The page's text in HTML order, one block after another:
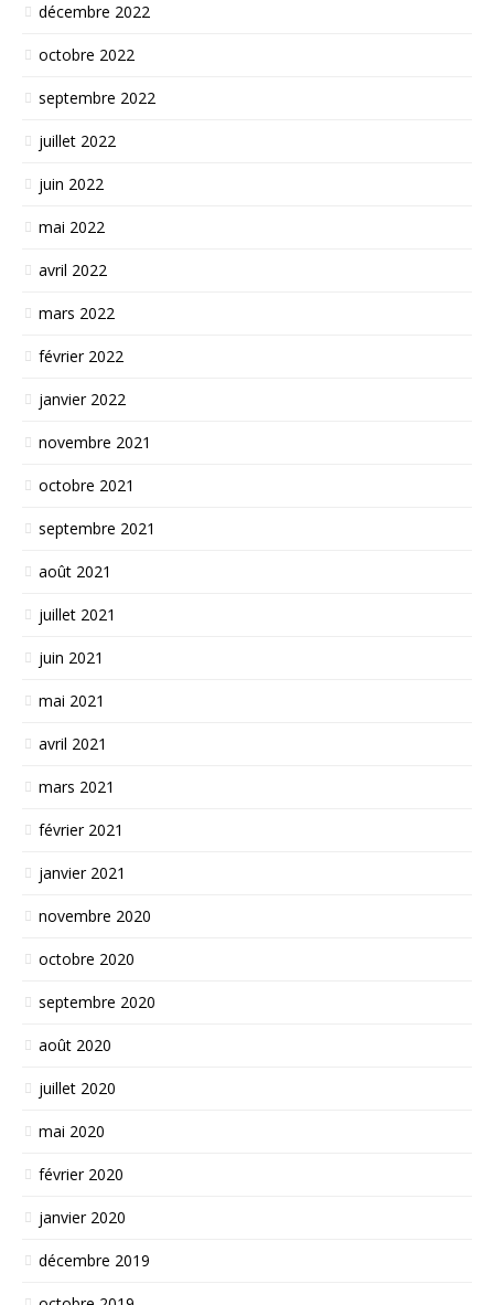
décembre 2022
octobre 2022
septembre 2022
juillet 2022
juin 2022
mai 2022
avril 2022
mars 2022
février 2022
janvier 2022
novembre 2021
octobre 2021
septembre 2021
août 2021
juillet 2021
juin 2021
mai 2021
avril 2021
mars 2021
février 2021
janvier 2021
novembre 2020
octobre 2020
septembre 2020
août 2020
juillet 2020
mai 2020
février 2020
janvier 2020
décembre 2019